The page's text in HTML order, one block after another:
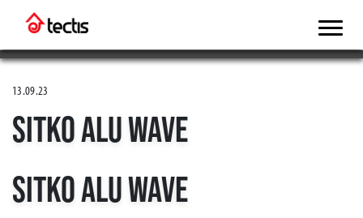
13.09.23
SITKO ALU WAVE
SITKO ALU WAVE